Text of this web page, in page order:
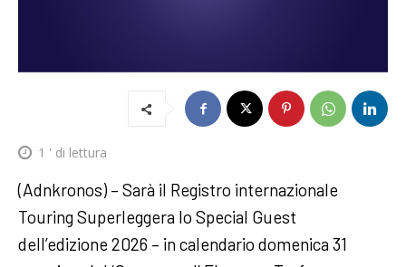
1 ' di lettura
(Adnkronos) – Sarà il Registro internazionale
Touring Superleggera lo Special Guest
dell’edizione 2026 – in calendario domenica 31